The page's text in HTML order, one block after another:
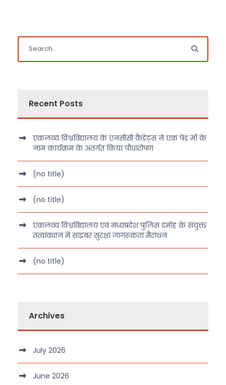
Recent Posts
एकलव्य विश्वविद्यालय के एनसीसी कैडेट्स ने एक पेड़ माँ के
नाम कार्यक्रम के अंतर्गत किया पौधारोपण
(no title)
(no title)
एकलव्य विश्वविद्यालय एवं मध्यप्रदेश पुलिस दमोह के संयुक्त
तत्वावधान में साइबर सुरक्षा जागरूकता मैराथन
(no title)
Archives
July 2026
June 2026